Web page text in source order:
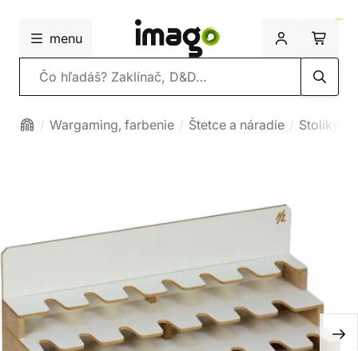
menu
Vyhľadávanie
Wargaming, farbenie Štetce a náradie Stolíky a